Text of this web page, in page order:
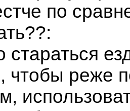
по
стараться
чтобы реже